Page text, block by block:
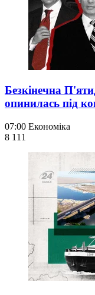
Безкінечна
опинилась під
07:00 Економіка
8 111